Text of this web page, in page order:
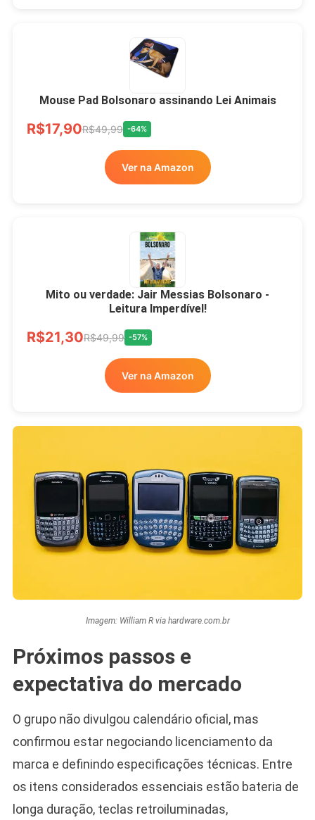
Mouse Pad Bolsonaro assinando Lei Animais
R$17,90R$49,99 -64%
Ver na Amazon
Mito ou verdade: Jair Messias Bolsonaro -
Leitura Imperdível!
R$21,30R$49,99 -57%
Ver na Amazon
Imagem: William R via hardware.com.br
Próximos passos e
expectativa do mercado
O grupo não divulgou calendário oficial, mas
confirmou estar negociando licenciamento da
marca e definindo especificações técnicas. Entre
os itens considerados essenciais estão bateria de
longa duração, teclas retroiluminadas,